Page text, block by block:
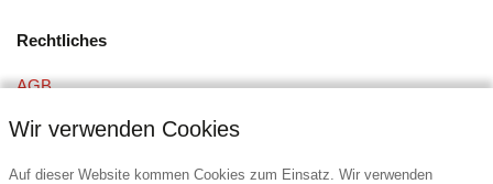
Rechtliches
AGB
Datenschutz
Wir verwenden Cookies
Auf dieser Website kommen Cookies zum Einsatz. Wir verwenden